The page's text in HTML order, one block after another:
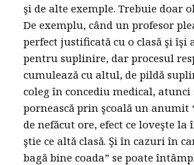
şi de alte exemple. Trebuie doar
De exemplu, când un profesor
perfect justificată cu o clasă şi îşi
pentru suplinire, dar procesul
cumulează cu altul, de pildă
coleg în concediu medical, atunci
pornească prin şcoală un anumit
de nefăcut ore, efect ce loveşte
ştie ce altă clasă. Şi în cazuri în
bagă bine coada” se poate